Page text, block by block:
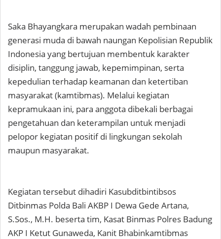
Saka Bhayangkara merupakan wadah pembinaan
generasi muda di bawah naungan Kepolisian Republik
Indonesia yang bertujuan membentuk karakter
disiplin, tanggung jawab, kepemimpinan, serta
kepedulian terhadap keamanan dan ketertiban
masyarakat (kamtibmas). Melalui kegiatan
kepramukaan ini, para anggota dibekali berbagai
pengetahuan dan keterampilan untuk menjadi
pelopor kegiatan positif di lingkungan sekolah
maupun masyarakat.
Kegiatan tersebut dihadiri Kasubditbintibsos
Ditbinmas Polda Bali AKBP I Dewa Gede Artana,
S.Sos., M.H. beserta tim, Kasat Binmas Polres Badung
AKP I Ketut Gunaweda, Kanit Bhabinkamtibmas